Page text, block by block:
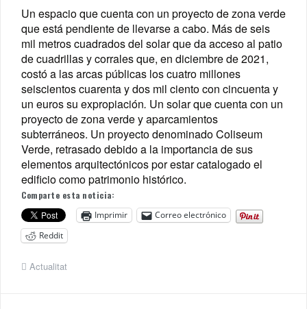
Un espacio que cuenta con un proyecto de zona verde
que está pendiente de llevarse a cabo. Más de seis
mil metros cuadradosdel solar que da acceso al patio
de cuadrillas y corrales que, en diciembre de 2021,
costó a las arcas públicas los cuatro millones
seiscientos cuarenta y dos mil ciento con cincuenta y
un euros su expropiación. Un solar que cuenta con un
proyecto de zona verde y aparcamientos
subterráneos. Un proyecto denominado Coliseum
Verde, retrasado debido a la importancia de sus
elementos arquitectónicos por estar catalogado el
edificio como patrimonio histórico.
Comparte esta noticia:
Imprimir
Correo electrónico
Reddit
Actualitat